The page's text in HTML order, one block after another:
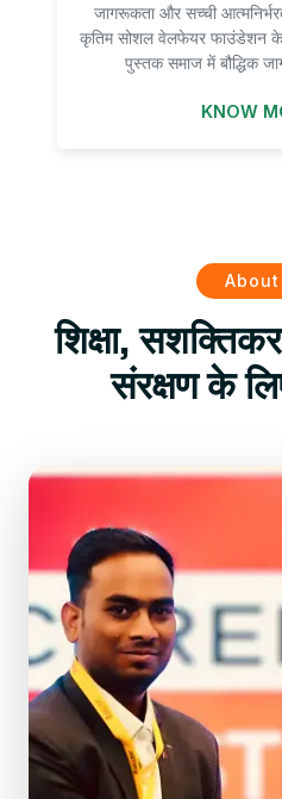
जागरूकता और सच्ची
कृतिम सोशल वेलफेयर फाउंडेशन के
पुस्तक समाज में बौद्धिक
KNOW
About
शिक्षा,
संरक्षण के